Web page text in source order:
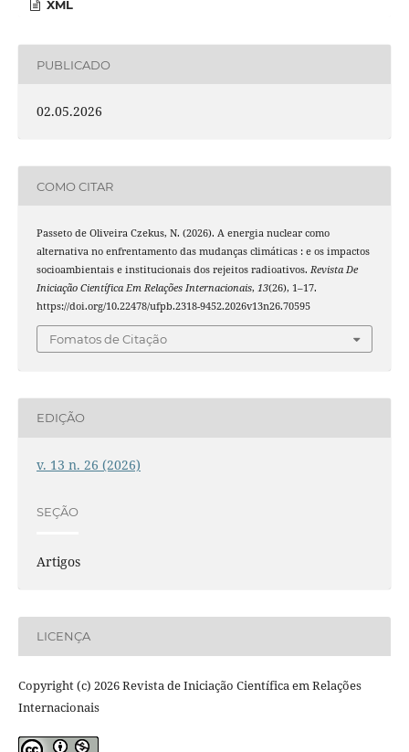
XML
PUBLICADO
02.05.2026
COMO CITAR
Passeto de Oliveira Czekus, N. (2026). A energia nuclear como
alternativa no enfrentamento das mudanças climáticas : e os impactos
socioambientais e institucionais dos rejeitos radioativos. Revista De
Iniciação Científica Em Relações Internacionais, 13(26), 1–17.
https://doi.org/10.22478/ufpb.2318-9452.2026v13n26.70595
Fomatos de Citação
EDIÇÃO
v. 13 n. 26 (2026)
SEÇÃO
Artigos
LICENÇA
Copyright (c) 2026 Revista de Iniciação Científica em Relações
Internacionais